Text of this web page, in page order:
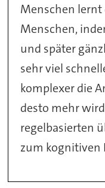
Menschen lernt
Menschen,
und später
sehr viel
komplexer die
desto mehr
regelbasierten
zum kognitiven